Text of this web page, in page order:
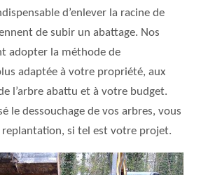
d’enlever la racine de
de subir un abattage. Nos
adopter la méthode de
adaptée à votre propriété, aux
l’arbre abattu et à votre budget.
le dessouchage de vos arbres, vous
replantation, si tel est votre projet.